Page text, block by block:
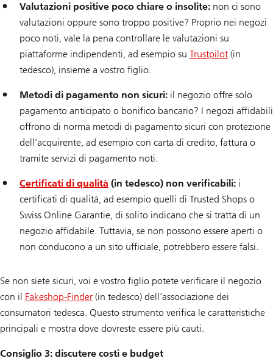
Valutazioni positive poco chiare o insolite: non ci sono
valutazioni oppure sono troppo positive? Proprio nei negozi
poco noti, vale la pena controllare le valutazioni su
piattaforme indipendenti, ad esempio su Trustpilot (in
tedesco), insieme a vostro figlio.
Metodi di pagamento non sicuri: il negozio offre solo
pagamento anticipato o bonifico bancario? I negozi affidabili
offrono di norma metodi di pagamento sicuri con protezione
dell’acquirente, ad esempio con carta di credito, fattura o
tramite servizi di pagamento noti.
Certificati di qualità (in tedesco) non verificabili: i
certificati di qualità, ad esempio quelli di Trusted Shops o
Swiss Online Garantie, di solito indicano che si tratta di un
negozio affidabile. Tuttavia, se non possono essere aperti o
non conducono a un sito ufficiale, potrebbero essere falsi.
Se non siete sicuri, voi e vostro figlio potete verificare il negozio
con il Fakeshop-Finder (in tedesco) dell’associazione dei
consumatori tedesca. Questo strumento verifica le caratteristiche
principali e mostra dove dovreste essere più cauti.
Consiglio 3: discutere costi e budget